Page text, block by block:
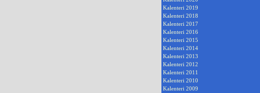
Kalenteri 2019
Kalenteri 2018
Kalenteri 2017
Kalenteri 2016
Kalenteri 2015
Kalenteri 2014
Kalenteri 2013
Kalenteri 2012
Kalenteri 2011
Kalenteri 2010
Kalenteri 2009